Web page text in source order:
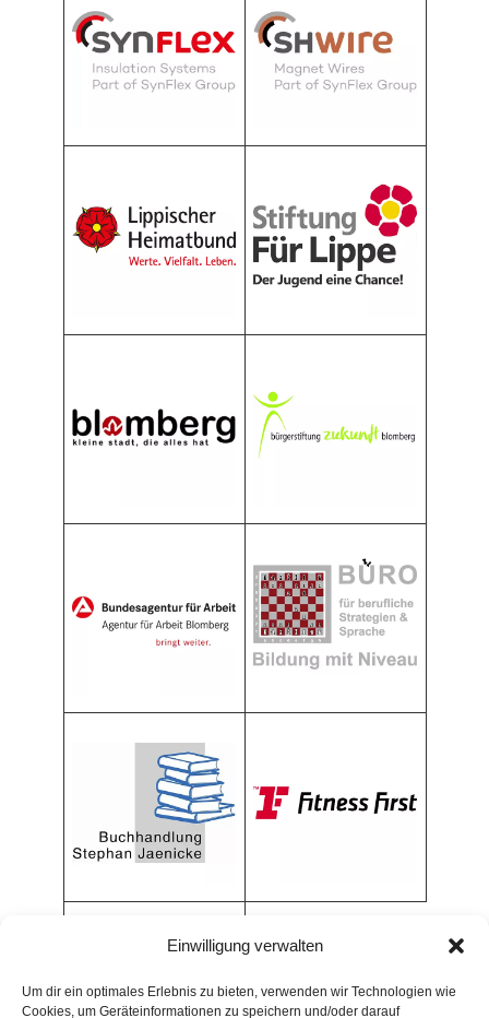
Einwilligung verwalten
Um dir ein optimales Erlebnis zu bieten, verwenden wir Technologien wie
Cookies, um Geräteinformationen zu speichern und/oder darauf